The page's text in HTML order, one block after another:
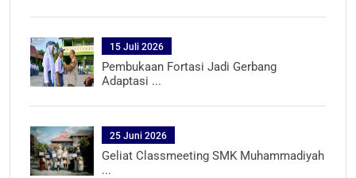
15 Juli 2026
Pembukaan Fortasi Jadi Gerbang
Adaptasi ...
25 Juni 2026
Geliat Classmeeting SMK Muhammadiyah
...